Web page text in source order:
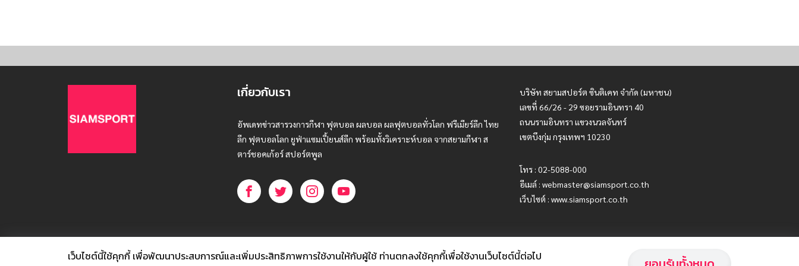
เกี่ยวกับเรา
อัพเดทข่าวสารวงการกีฬา ฟุตบอล ผลบอล ผลฟุตบอลทั่วโลก ฟรีเมียร์ลีก ไทย
ลีก ฟุตบอลโลก ยูฟ่าแซมเปี้ยนส์ลีก พร้อมทั้งวิเคราะห์บอล จากสยามกีฬา ส
ตาร์ชอคเก้อร์ สปอร์ตพูล
บริษัท สยามสปอร์ต ซินติเคท จำกัด (มหาชน)
เลขที่ 66/26 - 29 ซอยรามอินทรา 40
ถนนรามอินทรา แขวงนวลจันทร์
เขตบึงกุ่ม กรุงเทพฯ 10230
โทร : 02-5088-000
อีเมล์ : webmaster@siamsport.co.th
เว็บไซต์ : www.siamsport.co.th
เว็บไซต์นี้ใช้คุกกี้เพื่อพัฒนาประสบการณ์และเพิ่มประสิทธิภาพการใช้งานให้กับผู้ใช้ ท่านตกลงใช้คุกกี้เพื่อใช้งานเว็บไซต์นี้ต่อไป